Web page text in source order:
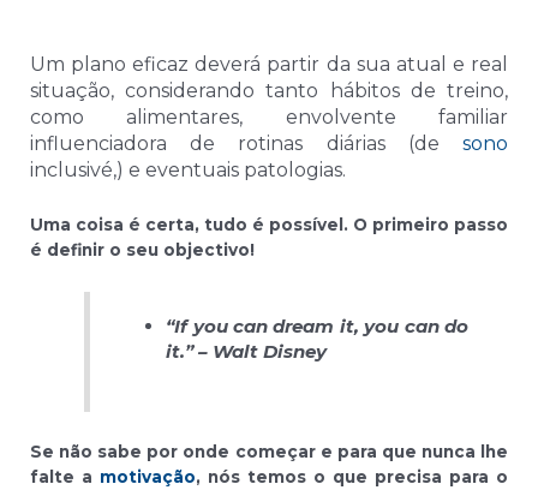
Um plano eficaz deverá partir da sua atual e real
situação, considerando tanto hábitos de treino,
como alimentares, envolvente familiar
influenciadora de rotinas diárias (de sono
inclusivé,) e eventuais patologias.
Uma coisa é certa, tudo é possível. O primeiro passo
é definir o seu objectivo!
“If you can dream it, you can do
it.” – Walt Disney
Se não sabe por onde começar e para que nunca lhe
falte a motivação, nós temos o que precisa para o